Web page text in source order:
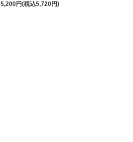
5,200円(税込5,720円)